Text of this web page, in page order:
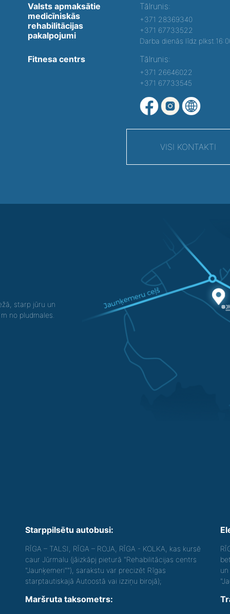
Valsts apmaksātie
medicīniskās
rehabilitācijas
pakalpojumi
Tālrunis:
+371 28369340
+371 67733522
Darba dienās līdz
Fitnesa centrs Tālrunis:
+371 26646022
+371 67733545
VISI KONTAKTI
starp jūru un
no pludmales.
Starppilsētu autobusi:
RĪGA – TALSI, RĪGA – ROJA, RĪGA - KOLKA, kas kursē
caur Jūrmalu (jāizkāpj pieturā "Rehabilitācijas centrs
"Jaunķemeri""), sarakstu var precizēt Rīgas
starptautiskajā Autoostā vai izziņu birojā);
Maršruta taksometrs: